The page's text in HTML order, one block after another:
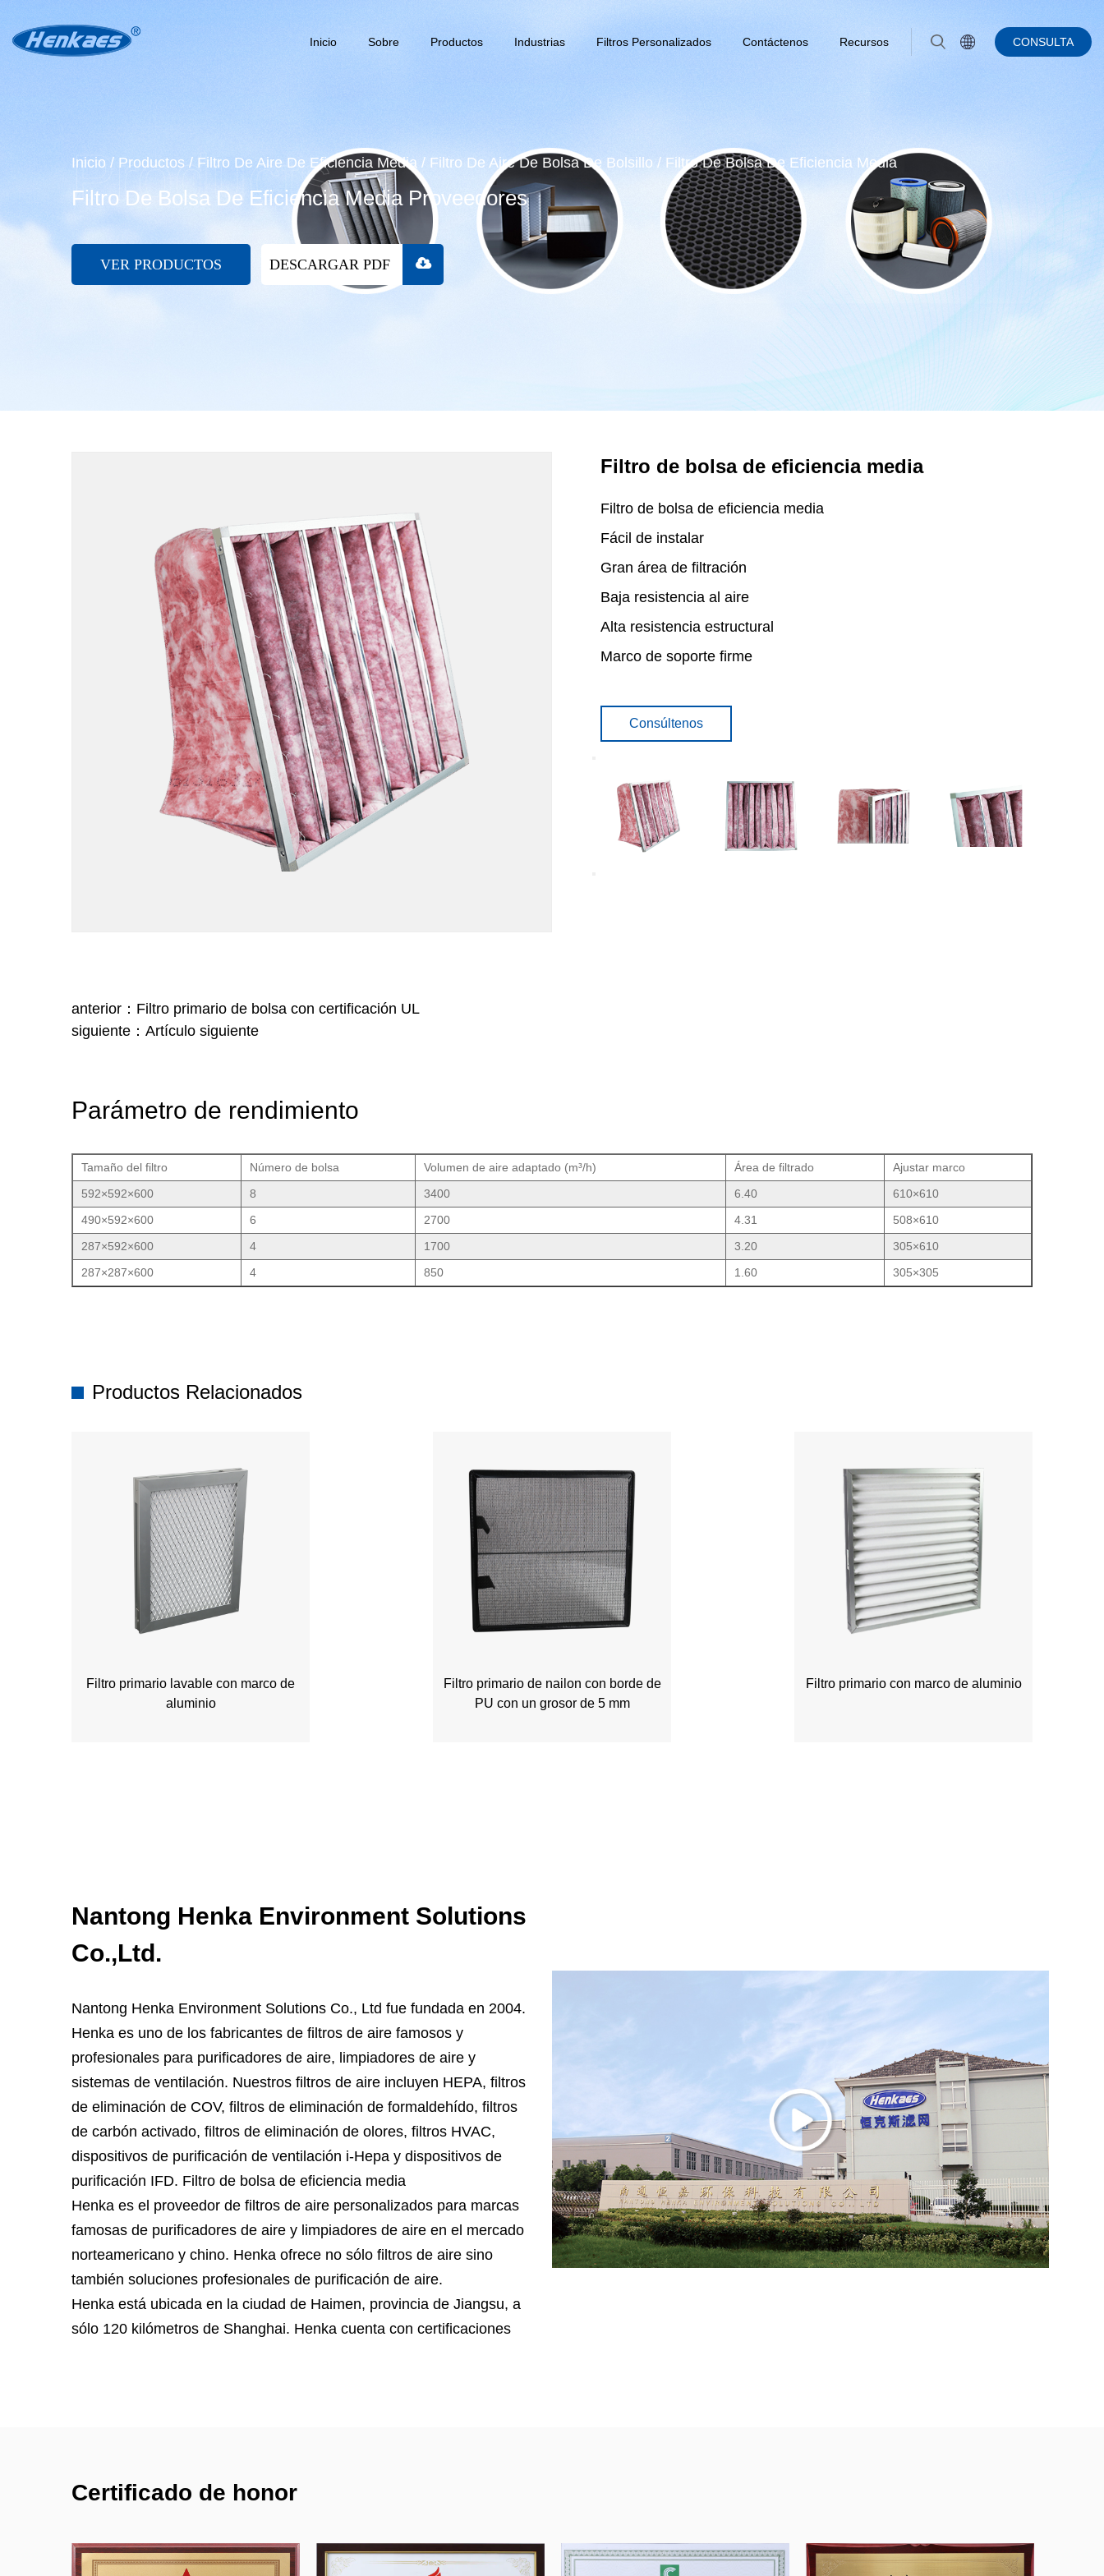
Inicio Sobre Productos Industrias Filtros Personalizados Contáctenos Recursos CONSULTA
Inicio / Productos / Filtro De Aire De Eficiencia Media / Filtro De Aire De Bolsa De Bolsillo / Filtro De Bolsa De Eficiencia Media
Filtro De Bolsa De Eficiencia Media Proveedores
VER PRODUCTOS DESCARGAR PDF
Filtro de bolsa de eficiencia media
Filtro de bolsa de eficiencia media
Fácil de instalar
Gran área de filtración
Baja resistencia al aire
Alta resistencia estructural
Marco de soporte firme
Consúltenos
anterior：Filtro primario de bolsa con certificación UL
siguiente：Artículo siguiente
Parámetro de rendimiento
Tamaño del filtro Número de bolsa Volumen de aire adaptado (m³/h) Área de filtrado
Ajustar marco
592×592×600
8 3400 6.40
610×610
490×592×600
6 2700 4.31
508×610
287×592×600
4 1700 3.20
305×610
287×287×600
4 850 1.60 305×305
Productos Relacionados
Filtro primario lavable con marco de
aluminio
Filtro primario de nailon con borde de
PU con un grosor de 5 mm
Filtro primario con marco de aluminio
Nantong Henka Environment Solutions
Co.,Ltd.
Nantong Henka Environment Solutions Co., Ltd fue fundada en 2004.
Henka es uno de los fabricantes de filtros de aire famosos y
profesionales para purificadores de aire, limpiadores de aire y
sistemas de ventilación. Nuestros filtros de aire incluyen HEPA, filtros
de eliminación de COV, filtros de eliminación de formaldehído, filtros
de carbón activado, filtros de eliminación de olores, filtros HVAC,
dispositivos de purificación de ventilación i-Hepa y dispositivos de
purificación IFD. Filtro de bolsa de eficiencia media
Henka es el proveedor de filtros de aire personalizados para marcas
famosas de purificadores de aire y limpiadores de aire en el mercado
norteamericano y chino. Henka ofrece no sólo filtros de aire sino
también soluciones profesionales de purificación de aire.
Henka está ubicada en la ciudad de Haimen, provincia de Jiangsu, a
sólo 120 kilómetros de Shanghai. Henka cuenta con certificaciones
Con más de 20 años de experiencia trabajando con un equipo de
especificaciones, dibujos, muestras o incluso ideas de nuestros
Certificado de honor